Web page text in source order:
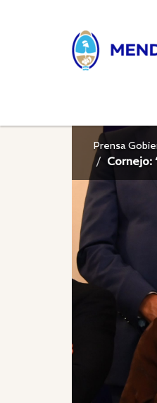
Prensa
Cornejo: